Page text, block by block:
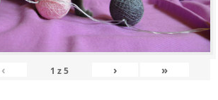
‹ 1 z5 › »